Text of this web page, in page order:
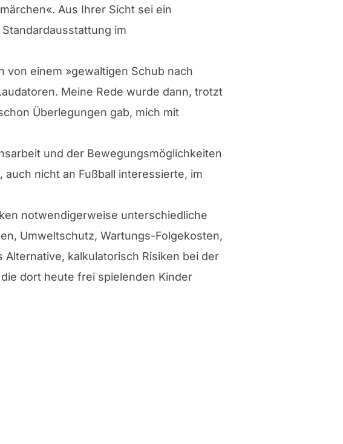
Aus Ihrer Sicht sei ein
im
von einem »gewaltigen Schub nach
Meine Rede wurde dann, trotzt
Überlegungen gab, mich mit
und der Bewegungsmöglichkeiten
nicht an Fußball interessierte, im
notwendigerweise unterschiedliche
Umweltschutz, Wartungs-Folgekosten,
kalkulatorisch Risiken bei der
dort heute frei spielenden Kinder